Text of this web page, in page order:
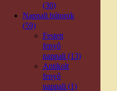
(30)
Nappali bútorok
(59)
Festett
fenyő
nappali (13)
Antikolt
fenyő
nappali (1)